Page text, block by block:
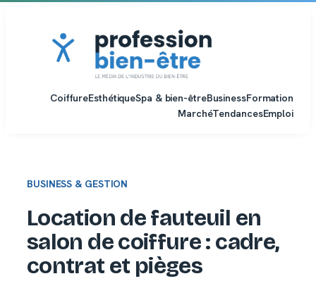
CoiffureEsthétiqueSpa & bien-êtreBusinessFormation
MarchéTendancesEmploi
BUSINESS & GESTION
Location de fauteuil en
salon de coiffure : cadre,
contrat et pièges